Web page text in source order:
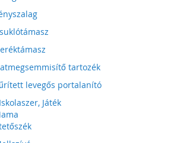
tartozék
levegős portalanító
Játék